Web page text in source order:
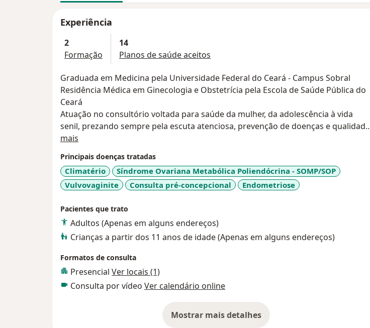
Experiência
2
Formação
14
Planos de saúde aceitos
Graduada em Medicina pela Universidade Federal do Ceará - Campus Sobral
Residência Médica em Ginecologia e Obstetrícia pela Escola de Saúde Pública do
Ceará
Atuação no consultório voltada para saúde da mulher, da adolescência à vida
senil, prezando sempre pela escuta atenciosa, prevenção de doenças e qualidade
de vida da paciente.
mais
Principais doenças tratadas
Climatério
Síndrome Ovariana Metabólica Poliendócrina - SOMP/SOP
Vulvovaginite
Consulta pré-concepcional Endometriose
Pacientes que trato
Adultos (Apenas em alguns endereços)
Crianças a partir dos 11 anos de idade (Apenas em alguns endereços)
Formatos de consulta
Presencial Ver locais (1)
Consulta por vídeo Ver calendário online
Mostrar mais detalhes
sobre a experiência